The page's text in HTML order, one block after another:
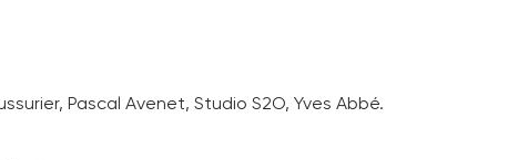
Pascal Avenet, Studio S2O, Yves Abbé.